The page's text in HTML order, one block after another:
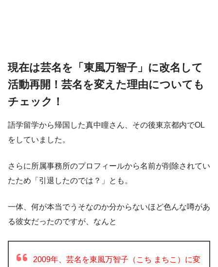
現在は芸名を「東風万智子」に改名して
活動再開！芸名を変えた理由についても
チェック！
語学留学から帰国した真中瞳さん、その後東京都内でOL
をしていました。
さらに所属事務所のプロフィールから名前が削除されてい
たため「引退したのでは？」とも。
一体、何が本当でうそなのか分からないほど色んな噂があ
る彼女だったのですが、なんと
2009年、芸名を東風万智子（こち まちこ）に変